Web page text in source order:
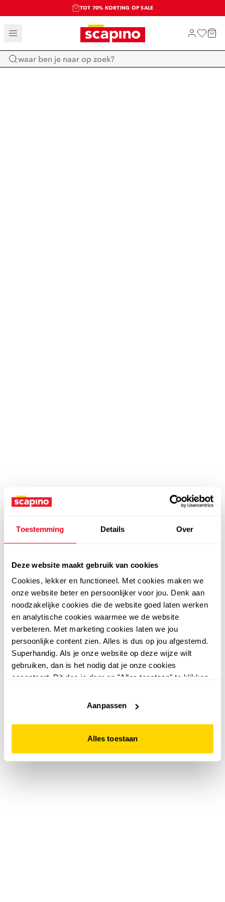
Toestemming Details Over
Deze website maakt gebruik van cookies
Cookies, lekker en functioneel. Met cookies maken we
onze website beter en persoonlijker voor jou. Denk aan
noodzakelijke cookies die de website goed laten werken
en analytische cookies waarmee we de website
verbeteren. Met marketing cookies laten we jou
persoonlijke content zien. Alles is dus op jou afgestemd.
Superhandig. Als je onze website op deze wijze wilt
gebruiken, dan is het nodig dat je onze cookies
accepteert. Dit doe je door op "Alles toestaan" te klikken.
website niet optimaal functioneert.
Aanpassen
Alles toestaan
TOT 70% KORTING OP SALE
SALE: LAATSTE KANS!
SHOP NIEUW
Home